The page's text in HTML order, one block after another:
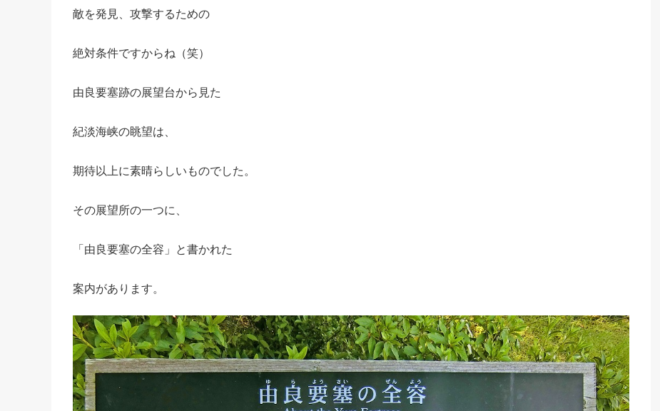
敵を発見、攻撃するための
絶対条件ですからね（笑）
由良要塞跡の展望台から見た
紀淡海峡の眺望は、
期待以上に素晴らしいものでした。
その展望所の一つに、
「由良要塞の全容」と書かれた
案内があります。